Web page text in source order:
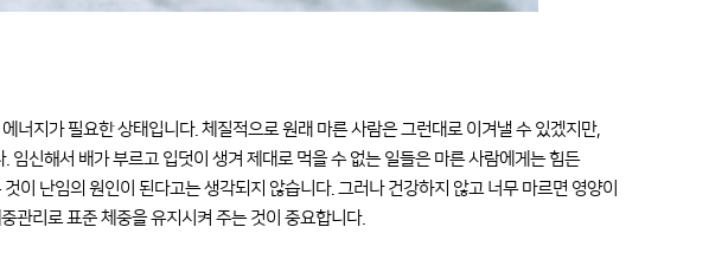
너지가 필요한 상태입니다. 체질적으로 원래 마른 사람은 그런대로 이겨낼 수 있겠지만,
신해서 배가 부르고 입덧이 생겨 제대로 먹을 수 없는 일들은 마른 사람에게는 힘든
이 난임의 원인이 된다고는 생각되지 않습니다. 그러나 건강하지 않고 너무 마르면 영양이
관리로 표준 체중을 유지시켜 주는 것이 중요합니다.